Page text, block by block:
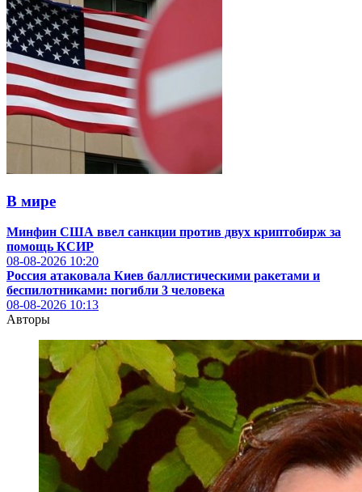
В мире
Минфин США ввел санкции против двух криптобирж за
помощь КСИР
08-08-2026 10:20
Россия атаковала Киев баллистическими ракетами и
беспилотниками: погибли 3 человека
08-08-2026 10:13
Авторы